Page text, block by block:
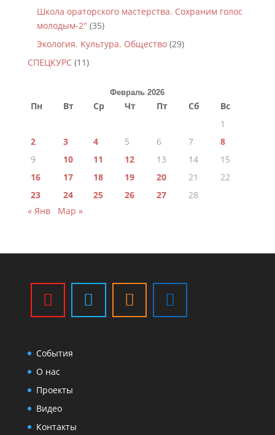
Школа ораторского мастерства. Сохраним голос
молодым-2" (35)
Экология. Культура. Общество(29)
СПЕЦКУРС(11)
Февраль 2026
Пн Вт Ср Чт Пт Сб
Вс
1
2
3 4 5 6 7
8
9
10 11 12 13 14
15
16
17 18 19 20 21
22
23
24 25 26 27
28
« Янв
Мар »
События
О нас
Проекты
Видео
Контакты